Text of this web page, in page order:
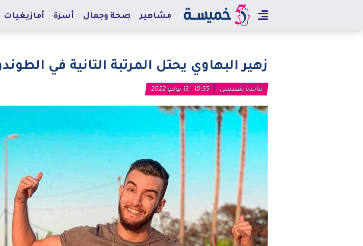
مشاهير صحة وجمال أسرة أمازيغيات
زهير البهاوي يحتل المرتبة التانية في
ماجدة بنعيسى 10:55 - 13 يوليو 2022